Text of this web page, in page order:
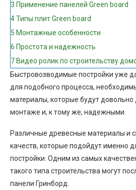
3 Применение панелей Green board
4Типы плит Green board
5 Монтажные особенности
6 Простота и надежность
7 Видео ролик по строительству
Быстровозводимые постройки уже
для подобного процесса,
материалы, которые будут
монтаже и, к тому же, надежными.
Различные древесные материалы и
качеств, которые подойдут именно
постройки. Одним из самых
такого типа строительства могут
панели Гринборд.